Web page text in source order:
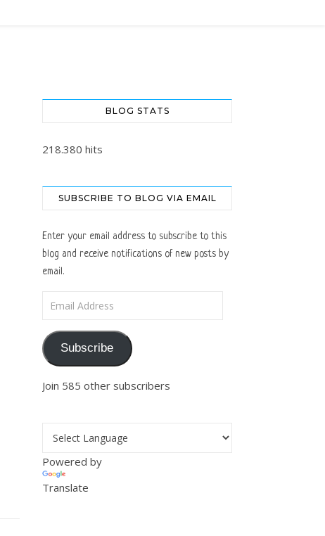
BLOG STATS
218.380 hits
SUBSCRIBE TO BLOG VIA EMAIL
Enter your email address to subscribe to this
blog and receive notifications of new posts by
email.
Subscribe
Join 585 other subscribers
Powered by
Translate